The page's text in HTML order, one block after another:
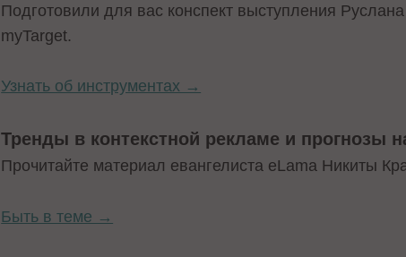
Подготовили для вас конспект выступления
myTarget.
Узнать об инструментах →
Тренды в контекстной рекламе и прогнозы
Прочитайте материал евангелиста eLama Никиты
Быть в теме →